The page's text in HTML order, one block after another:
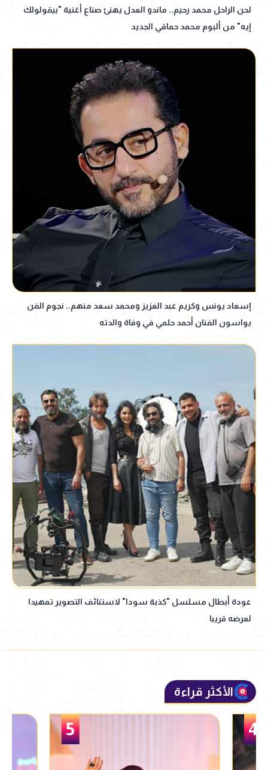
لحن الراحل محمد رحيم.. ماندو العدل يهنئ صناع أغنية "بيقولولك
إيه" من ألبوم محمد حماقي الجديد
إسعاد يونس وكريم عبد العزيز ومحمد سعد منهم.. نجوم الفن
يواسون الفنان أحمد حلمي في وفاة والدته
عودة أبطال مسلسل "كذبة سودا" لاستنائف التصوير تمهيدا
لعرضه قريبا
الأكثر قراءة